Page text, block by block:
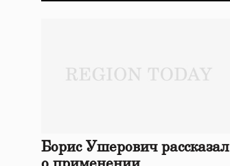
Борис Ушерович рассказал